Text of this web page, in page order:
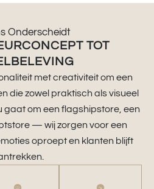
Onderscheidt
TOT
met creativiteit om een
die zowel praktisch als visueel
gaat om een flagshipstore, een
— wij zorgen voor een
oproept en klanten blijft